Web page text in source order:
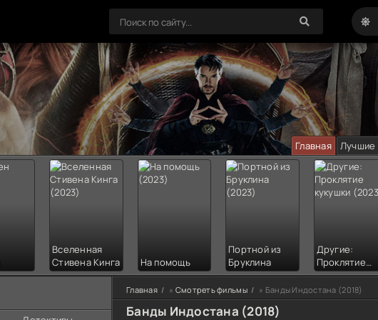
Главная Лучшие
Вселенная
Стивена Кинга
На помощь
Портной из
Бруклина
Другие:
Проклятие
кукушки
Главная » Смотреть фильмы » Банды Индостана (2018)
Банды Индостана (2018)